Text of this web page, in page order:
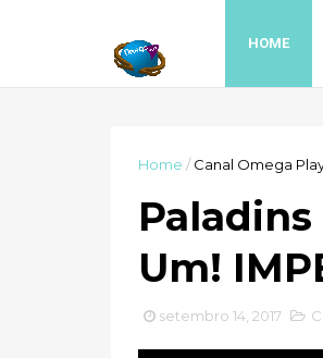
HOME
Home / Canal Omega
Um!
setembro 14, 2017